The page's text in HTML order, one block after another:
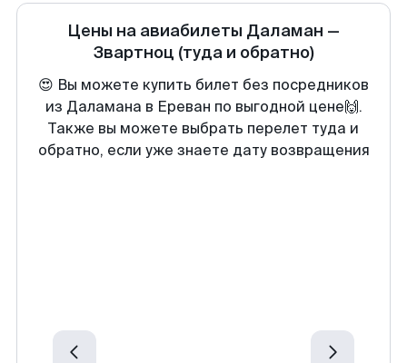
Цены на авиабилеты Даламан —
Звартноц (туда и обратно)
😍 Вы можете купить билет без посредников
из Даламана в Ереван по выгодной цене🙌.
Также вы можете выбрать перелет туда и
обратно, если уже знаете дату возвращения